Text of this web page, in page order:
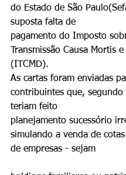
do Estado de São
suposta falta de
pagamento do Imposto
Transmissão Causa Mortis
(ITCMD).
As cartas foram enviadas
contribuintes que, segundo
teriam feito
planejamento sucessório
simulando a venda de
de empresas - sejam